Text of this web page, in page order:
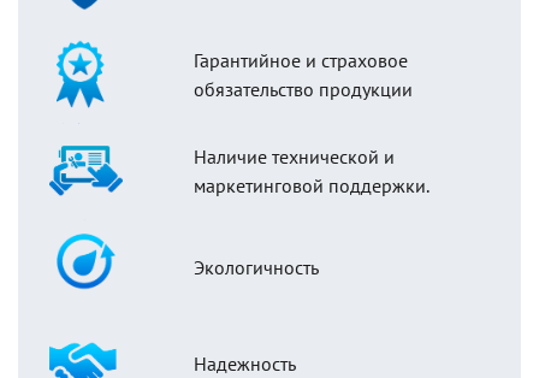
Гарантийное и страховое
обязательство продукции
Наличие технической и
маркетинговой поддержки.
Экологичность
Надежность